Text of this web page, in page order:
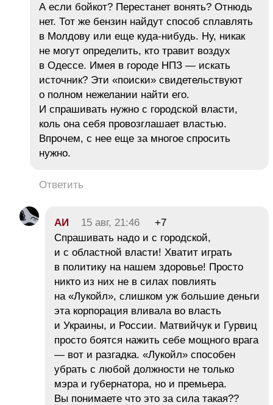
А если бойкот? Перестанет вонять? Отнюдь
нет. Тот же бензин найдут способ сплавлять
в Молдову или еще куда-нибудь. Ну, никак
не могут определить, кто травит воздух
в Одессе. Имея в городе НПЗ — искать
источник? Эти «поиски» свидетельствуют
о полном нежелании найти его.
И спрашивать нужно с городской власти,
коль она себя провозглашает властью.
Впрочем, с нее еще за многое спросить
нужно.
Ответить
АИ 15 авг, 21:46
+7
Спрашивать надо и с городской,
и с областной власти! Хватит играть
в политику на нашем здоровье! Просто
никто из них не в силах повлиять
на «Лукойл», слишком уж большие деньги
эта корпорация вливала во власть
и Украины, и России. Матвийчук и Гурвиц
просто боятся нажить себе мощного врага
— вот и разгадка. «Лукойл» способен
убрать с любой должности не только
мэра и губернатора, но и премьера.
Вы понимаете что это за сила такая??